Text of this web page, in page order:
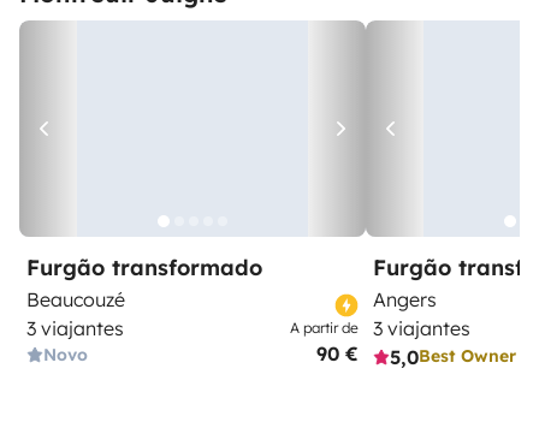
Furgão transformado
Beaucouzé
3 viajantes
Novo
A partir de
90 €
Furgão
Angers
3 viajantes
5,0Best Owner